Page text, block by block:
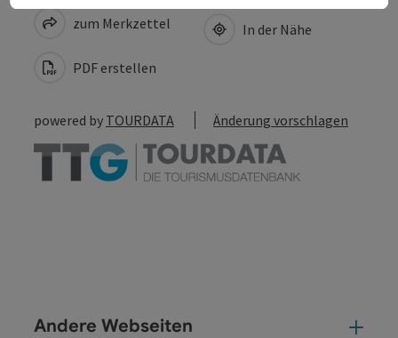
zum Merkzettel
PDF erstellen
In der Nähe
powered by TOURDATA Änderung vorschlagen
Andere Webseiten